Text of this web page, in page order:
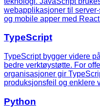
webapplikasjoner til
og mobile apper med
TypeScript
TypeScript bygger videre
bedre verktøystøtte. For
organisasjoner gir
produksjonsfeil og enklere
Python